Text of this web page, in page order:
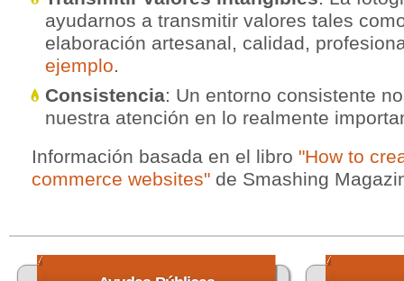
ayudarnos a transmitir valores tales
elaboración artesanal, calidad,
ejemplo.
Consistencia: Un entorno consistente
nuestra atención en lo realmente
Información basada en el libro "How to
commerce websites" de Smashing